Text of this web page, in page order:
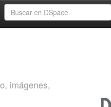
imágenes,